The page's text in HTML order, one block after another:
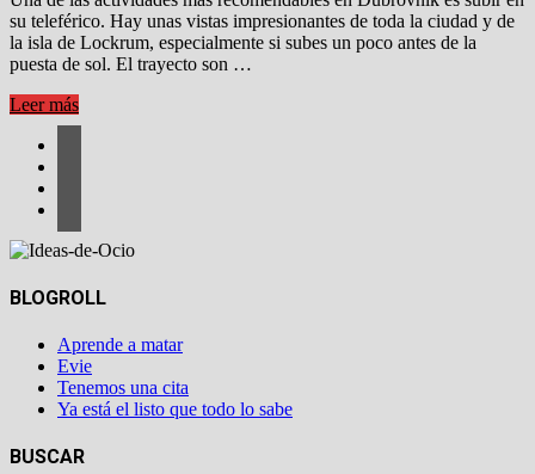
su teleférico. Hay unas vistas impresionantes de toda la ciudad y de
la isla de Lockrum, especialmente si subes un poco antes de la
puesta de sol. El trayecto son …
Teleférico
Dubrovnik
Puesta
Leer más
BLOGROLL
Aprende a matar
Evie
Tenemos una cita
Ya está el listo que todo lo sabe
BUSCAR